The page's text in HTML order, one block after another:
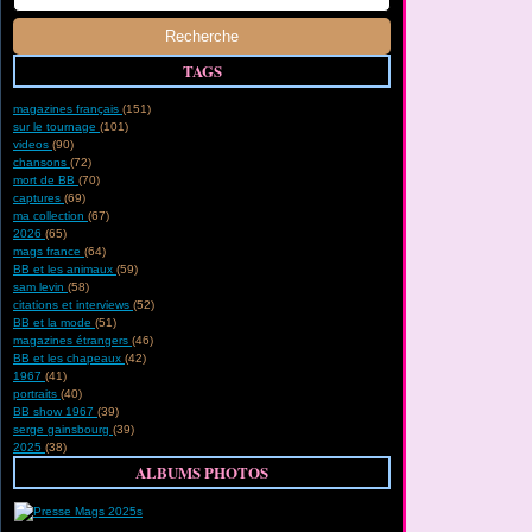
TAGS
magazines français (151)
sur le tournage (101)
videos (90)
chansons (72)
mort de BB (70)
captures (69)
ma collection (67)
2026 (65)
mags france (64)
BB et les animaux (59)
sam levin (58)
citations et interviews (52)
BB et la mode (51)
magazines étrangers (46)
BB et les chapeaux (42)
1967 (41)
portraits (40)
BB show 1967 (39)
serge gainsbourg (39)
2025 (38)
ALBUMS PHOTOS